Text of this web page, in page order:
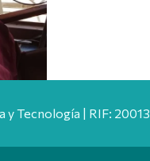
y Tecnología | RIF: